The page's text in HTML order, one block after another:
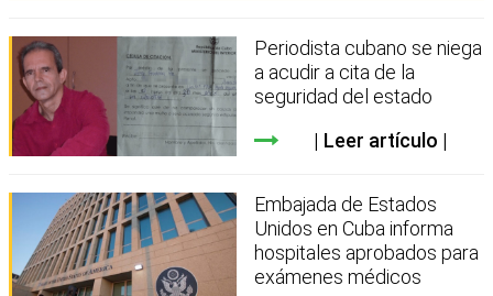
Periodista cubano se niega
a acudir a cita de la
seguridad del estado
Leer artículo
Embajada de Estados
Unidos en Cuba informa
hospitales aprobados para
exámenes médicos